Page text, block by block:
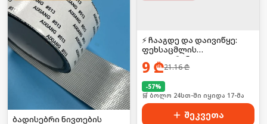
ბადისებრი ნივთების
⚡ ჩააგდე და დაივიწყე:
ფეხსაცმლის
დეოდორანტი
9 ₾21.16₾
-57%
🛒 ბოლო 24სთ-ში იყიდა 17-მა
შეკვეთა